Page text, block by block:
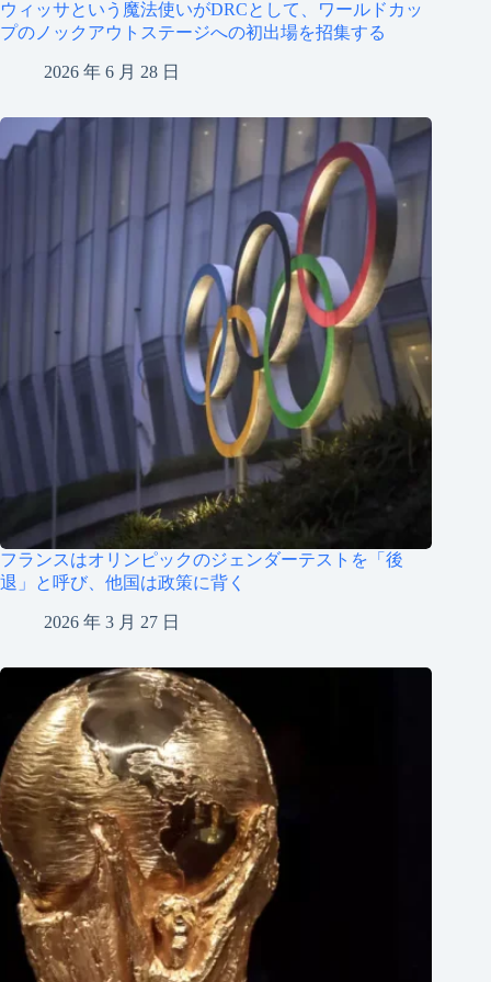
ウィッサという魔法使いがDRCとして、ワールドカッ
プのノックアウトステージへの初出場を招集する
2026 年 6 月 28 日
フランスはオリンピックのジェンダーテストを「後
退」と呼び、他国は政策に背く
2026 年 3 月 27 日